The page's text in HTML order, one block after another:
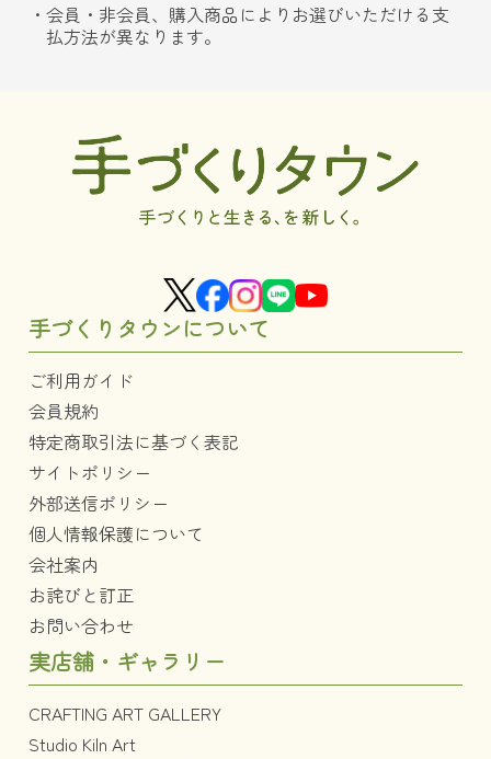
会員・非会員、購入商品によりお選びいただける支
払方法が異なります。
手づくりタウンについて
ご利用ガイド
会員規約
特定商取引法に基づく表記
サイトポリシー
外部送信ポリシー
個人情報保護について
会社案内
お詫びと訂正
お問い合わせ
実店舗・ギャラリー
CRAFTING ART GALLERY
Studio Kiln Art